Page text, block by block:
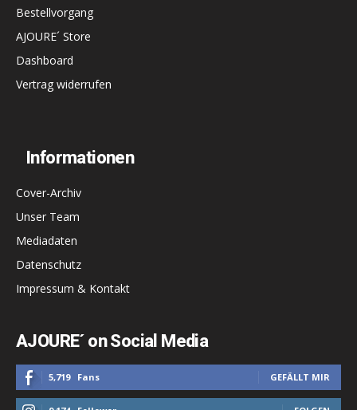
Bestellvorgang
AJOURE´ Store
Dashboard
Vertrag widerrufen
Informationen
Cover-Archiv
Unser Team
Mediadaten
Datenschutz
Impressum & Kontakt
AJOURE´ on Social Media
5,719 Fans GEFÄLLT MIR